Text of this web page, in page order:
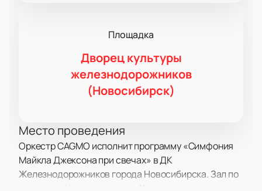
Площадка
Дворец культуры
железнодорожников
(Новосибирск)
Место проведения
Оркестр CAGMO исполнит программу «Симфония
Майкла Джексона при свечах» в ДК
Железнодорожников города Новосибирска. Зал по